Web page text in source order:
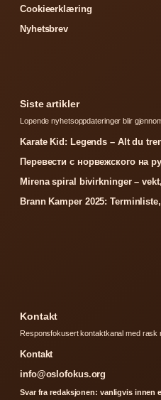
Cookieerklæring
Nyhetsbrev
Siste artikler
Lopende nyhetsoppdateringer blir
Karate Kid: Legends – Alt du
Перевести с норвежского на
Mirena spiral bivirkninger –
Brann Kamper 2025:
Kontakt
Responsfokusert kontaktkanal med rask
Kontakt
info@oslofokus.org
Svar fra redaksjonen: vanligvis innen